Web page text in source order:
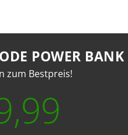
POWER BANK
zum Bestpreis!